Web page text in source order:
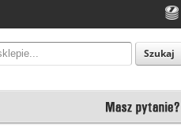
Szukaj